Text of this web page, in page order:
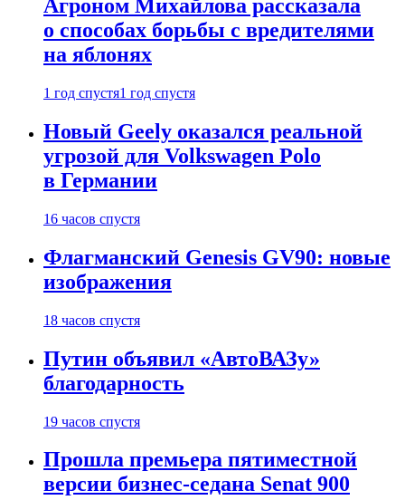
Агроном Михайлова рассказала
о способах борьбы с вредителями
на яблонях
1 год спустя1 год спустя
Новый Geely оказался реальной
угрозой для Volkswagen Polo
в Германии
16 часов спустя
Флагманский Genesis GV90: новые
изображения
18 часов спустя
Путин объявил «АвтоВАЗу»
благодарность
19 часов спустя
Прошла премьера пятиместной
версии бизнес-седана Senat 900